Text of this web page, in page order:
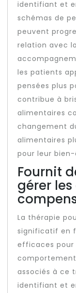
identifiant et
schémas de
peuvent
relation avec
les patients
pensées plus
contribue à
alimentaires
changement
alimentaires
pour leur
Fournit
gérer
La thérapie
significatif en
efficaces pour
associés à ce
identifiant et